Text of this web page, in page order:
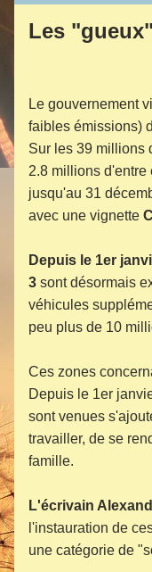
Les
Le gouvernement
faibles émissions)
Sur les 39 millions
2.8 millions d'entre
jusqu'au 31
avec une vignette
Depuis le 1er
3 sont désormais
véhicules
peu plus de 10
Ces zones
Depuis le 1er
sont venues
travailler, de se
famille.
L'écrivain
l'instauration de
une catégorie de